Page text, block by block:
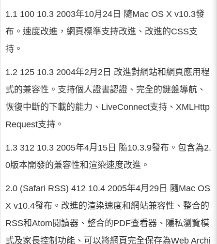
1.1 100 10.3 2003年10月24日 隨Mac OS X v10.3發
布。速度改進，網頁標準支持改進、改進的CSS支
持。
1.2 125 10.3 2004年2月2日 改進對網站和網頁應用程
式的兼容性。支持個人證書認證、完全的鍵盤導航、
恢復中斷的下載的能力、LiveConnect支持、XMLHttp
Request支持。
1.3 312 10.3 2005年4月15日 隨10.3.9發布。包含為2.
0版本開發的兼容性和渲染速度改進。
2.0 (Safari RSS) 412 10.4 2005年4月29日 隨Mac OS
X v10.4發布。改進的渲染速度和網站兼容性、整合的
RSS和Atom閱讀器、整合的PDF查看器、隱私瀏覽模
式及家長控制功能、可以將網頁完全保存為Web Archi